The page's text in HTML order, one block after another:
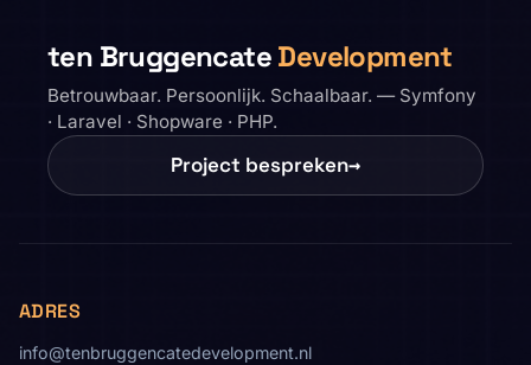
ten BruggencateDevelopment
Betrouwbaar. Persoonlijk. Schaalbaar. — Symfony
· Laravel · Shopware · PHP.
Project bespreken→
ADRES
info@tenbruggencatedevelopment.nl